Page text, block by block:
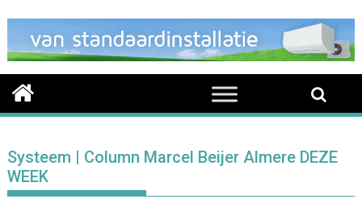
Systeem | Column Marcel Beijer Almere DEZE
WEEK